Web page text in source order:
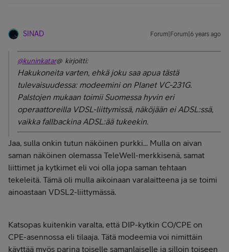
SINAD Forum|Forum|6 years ago
@kuninkatar@ kirjoitti:
Hakukoneita varten, ehkä joku saa apua tästä
tulevaisuudessa: modeemini on Planet VC-231G.
Palstojen mukaan toimii Suomessa hyvin eri
operaattoreilla VDSL-liittymissä, näköjään ei ADSL:ssä,
vaikka fallbackina ADSL:ää tukeekin.
Jaa, sulla onkin tutun näköinen purkki... Mulla on aivan
saman näköinen olemassa TeleWell-merkkisenä, samat
liittimet ja kytkimet eli voi olla jopa saman tehtaan
tekeleitä. Tämä oli mulla aikoinaan varalaitteena ja se toimi
ainoastaan VDSL2-liittymässä.
Katsopas kuitenkin varalta, että DIP-kytkin CO/CPE on
CPE-asennossa eli tilaaja. Tätä modeemia voi nimittäin
käyttää myös parina toiselle samanlaiselle ja silloin toiseen